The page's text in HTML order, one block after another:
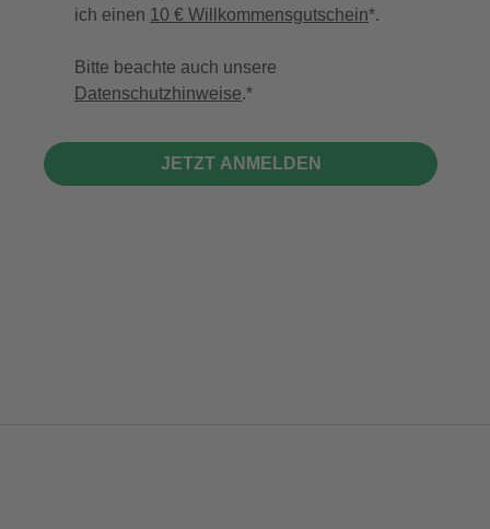
ich einen 10 € Willkommensgutschein*.
Bitte beachte auch unsere
Datenschutzhinweise.
JETZT ANMELDEN